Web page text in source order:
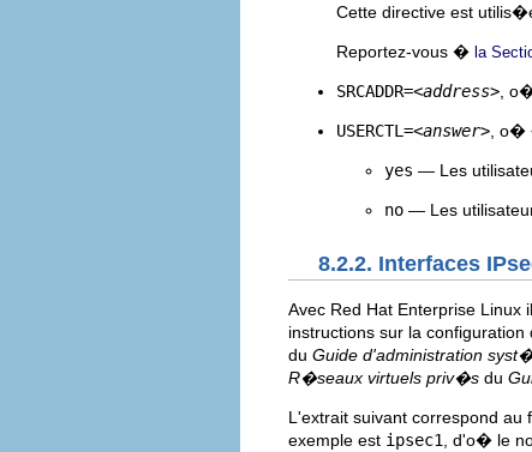
Cette directive est
Reportez-vous � la
SRCADDR=<address> ,
USERCTL=<answer> , o�
yes — Les
no — Les
8.2.2. Interfaces
Avec Red Hat Enterprise
instructions sur la
du Guide d'administration
R�seaux virtuels priv�s du
L'extrait suivant correspond au
exemple est ipsec1 , d'o� le